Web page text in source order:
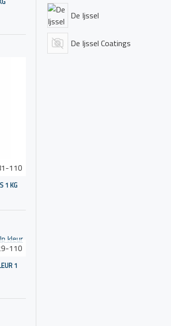
de
110
1 KG
110
1
De Ijssel
De Ijssel Coatings